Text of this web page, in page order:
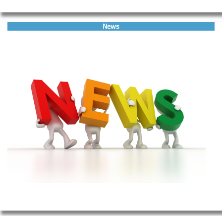
News